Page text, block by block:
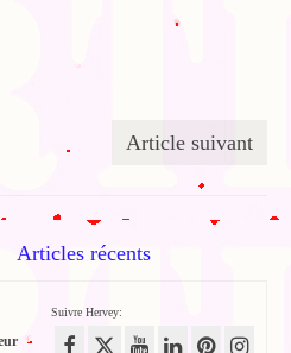
Article suivant
Articles récents
Suivre Hervey: